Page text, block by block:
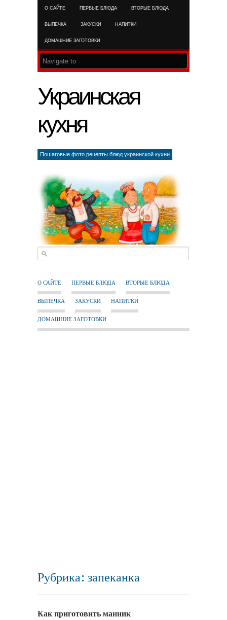
О САЙТЕ ПЕРВЫЕ БЛЮДА ВТОРЫЕ БЛЮДА
ВЫПЕЧКА ЗАКУСКИ НАПИТКИ
ДОМАШНИЕ ЗАГОТОВКИ
Украинская
кухня
Пошаговые фото рецепты блюд украинской кухни
О САЙТЕ ПЕРВЫЕ БЛЮДА ВТОРЫЕ БЛЮДА
ВЫПЕЧКА ЗАКУСКИ НАПИТКИ
ДОМАШНИЕ ЗАГОТОВКИ
Рубрика: запеканка
Как приготовить манник